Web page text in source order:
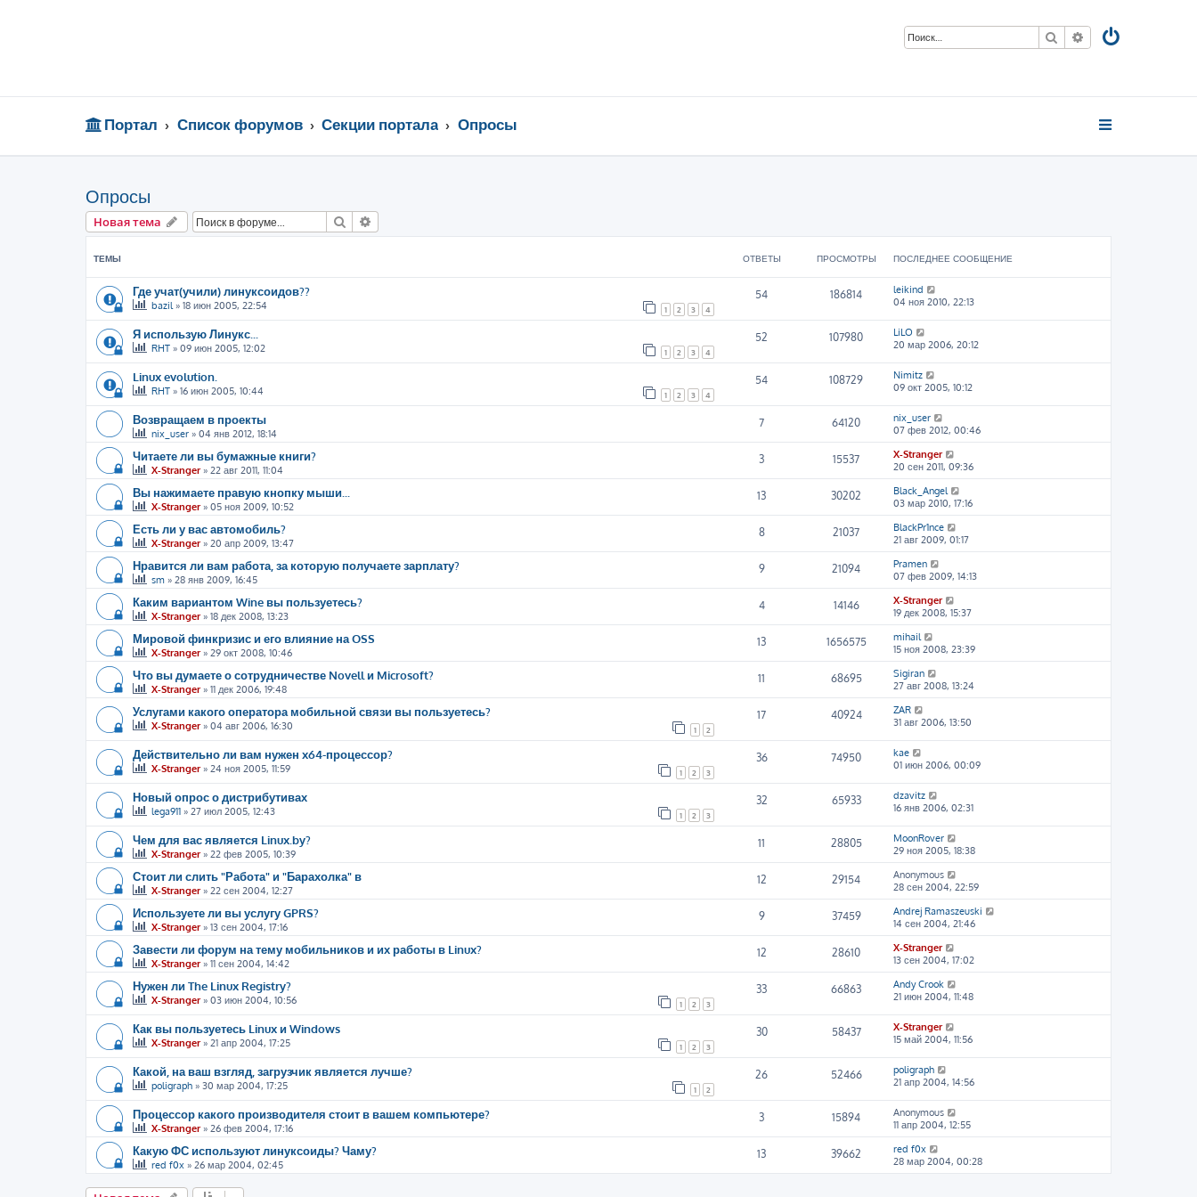
Поиск Расширенный
Портал Список форумов Секции портала Опросы
Опросы
Новая тема Поиск
ТЕМЫ ОТВЕТЫ ПРОСМОТРЫ ПОСЛЕДНЕЕ СООБЩЕНИЕ
Где учат(учили) линуксоидов??
bazil» 18 июн 2005, 22:54 1 2 3 4
54 186814
leikind
04 ноя 2010, 22:13
Я использую Линукс...
RHT » 09 июн 2005, 12:02 1 2 3 4
52 107980
LiLO
20 мар 2006, 20:12
Linux evolution.
RHT » 16 июн 2005, 10:44 1 2 3 4
54 108729
Nimitz
09 окт 2005, 10:12
Возвращаем в проекты
nix_user » 04 янв 2012, 18:14
7 64120
nix_user
07 фев 2012, 00:46
Читаете ли вы бумажные книги?
X-Stranger» 22 авг 2011, 11:04
3 15537
X-Stranger
20 сен 2011, 09:36
Вы нажимаете правую кнопку мыши...
X-Stranger» 05 ноя 2009, 10:52
13 30202
Black_Angel
03 мар 2010, 17:16
Есть ли у вас автомобиль?
X-Stranger» 20 апр 2009, 13:47
8 21037
BlackPr1nce
21 авг 2009, 01:17
Нравится ли вам работа, за которую получаете зарплату?
sm » 28 янв 2009, 16:45
9 21094
Pramen
07 фев 2009, 14:13
Каким вариантом Wine вы пользуетесь?
X-Stranger» 18 дек 2008, 13:23
4 14146
X-Stranger
19 дек 2008, 15:37
Мировой финкризис и его влияние на OSS
X-Stranger» 29 окт 2008, 10:46
13 1656575
mihail
15 ноя 2008, 23:39
Что вы думаете о сотрудничестве Novell и Microsoft?
X-Stranger» 11 дек 2006, 19:48
11 68695
Sigiran
27 авг 2008, 13:24
Услугами какого оператора мобильной связи вы пользуетесь?
X-Stranger» 04 авг 2006, 16:30 1 2
17 40924
ZAR
31 авг 2006, 13:50
Действительно ли вам нужен x64-процессор?
X-Stranger» 24 ноя 2005, 11:59 1 2 3
36 74950
kae
01 июн 2006, 00:09
Новый опрос о дистрибутивах
lega911 » 27 июл 2005, 12:43 1 2 3
32 65933
dzavitz
16 янв 2006, 02:31
Чем для вас является Linux.by?
X-Stranger» 22 фев 2005, 10:39
11 28805
MoonRover
29 ноя 2005, 18:38
Стоит ли слить "Работа" и "Барахолка" в
X-Stranger» 22 сен 2004, 12:27
12 29154
Anonymous
28 сен 2004, 22:59
Используете ли вы услугу GPRS?
X-Stranger» 13 сен 2004, 17:16
9 37459
Andrej Ramaszeuski
14 сен 2004, 21:46
Завести ли форум на тему мобильников и их работы в Linux?
X-Stranger» 11 сен 2004, 14:42
12 28610
X-Stranger
13 сен 2004, 17:02
Нужен ли The Linux Registry?
X-Stranger» 03 июн 2004, 10:56 1 2 3
33 66863
Andy Crook
21 июн 2004, 11:48
Как вы пользуетесь Linux и Windows
X-Stranger» 21 апр 2004, 17:25 1 2 3
30 58437
X-Stranger
15 май 2004, 11:56
Какой, на ваш взгляд, загрузчик является лучше?
poligraph » 30 мар 2004, 17:25 1 2
26 52466
poligraph
21 апр 2004, 14:56
Процессор какого производителя стоит в вашем компьютере?
X-Stranger» 26 фев 2004, 17:16
3 15894
Anonymous
11 апр 2004, 12:55
Какую ФС используют линуксоиды? Чаму?
red f0x » 26 мар 2004, 02:45
13 39662
red f0x
28 мар 2004, 00:28